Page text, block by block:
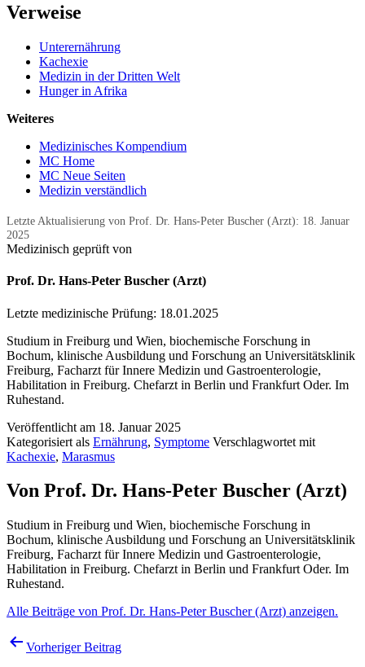
Verweise
Unterernährung
Kachexie
Medizin in der Dritten Welt
Hunger in Afrika
Weiteres
Medizinisches Kompendium
MC Home
MC Neue Seiten
Medizin verständlich
Letzte Aktualisierung von Prof. Dr. Hans-Peter Buscher (Arzt): 18. Januar
2025
Medizinisch geprüft von
Prof. Dr. Hans-Peter Buscher (Arzt)
Letzte medizinische Prüfung: 18.01.2025
Studium in Freiburg und Wien, biochemische Forschung in
Bochum, klinische Ausbildung und Forschung an Universitätsklinik
Freiburg, Facharzt für Innere Medizin und Gastroenterologie,
Habilitation in Freiburg. Chefarzt in Berlin und Frankfurt Oder. Im
Ruhestand.
Veröffentlicht am 18. Januar 2025
Kategorisiert als Ernährung, Symptome Verschlagwortet mit
Kachexie, Marasmus
Von Prof. Dr. Hans-Peter Buscher (Arzt)
Studium in Freiburg und Wien, biochemische Forschung in
Bochum, klinische Ausbildung und Forschung an Universitätsklinik
Freiburg, Facharzt für Innere Medizin und Gastroenterologie,
Habilitation in Freiburg. Chefarzt in Berlin und Frankfurt Oder. Im
Ruhestand.
Alle Beiträge von Prof. Dr. Hans-Peter Buscher (Arzt) anzeigen.
Beitragsnavigation
Vorheriger Beitrag